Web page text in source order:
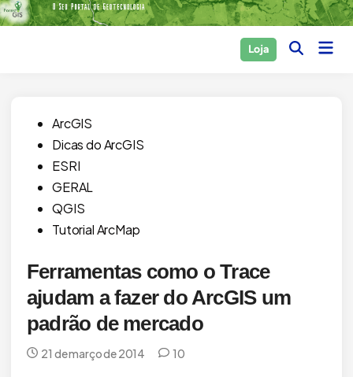
Skip
to
Loja Open Main
PostedArcGIS
Dicas do ArcGIS
ESRI
GERAL
QGIS
Tutorial ArcMap
Ferramentas como o Trace
ajudam a fazer do ArcGIS um
padrão de mercado
21 de março de 2014 10